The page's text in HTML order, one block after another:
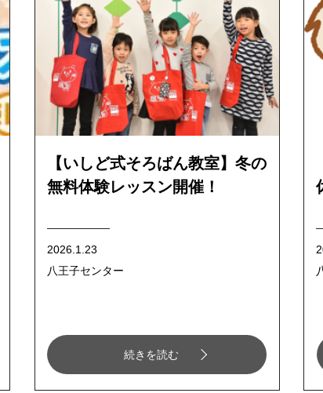
【いしど式そろばん教室】冬の
無料体験レッスン開催！
2026.1.23
八王子センター
続きを読む